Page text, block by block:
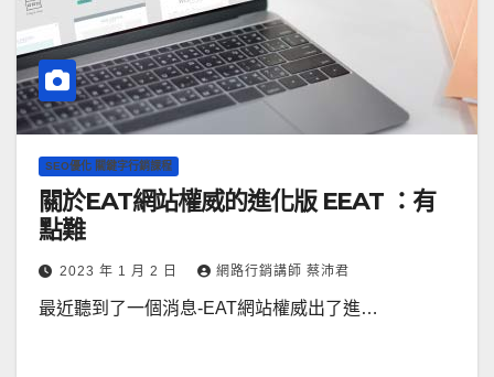
SEO優化 關鍵字行銷課程
關於EAT網站權威的進化版 EEAT ：有
點難
2023 年 1 月 2 日 網路行銷講師 蔡沛君
最近聽到了一個消息-EAT網站權威出了進…